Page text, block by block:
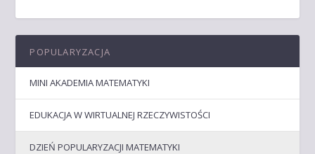
POPULARYZACJA
MINI AKADEMIA MATEMATYKI
EDUKACJA W WIRTUALNEJ RZECZYWISTOŚCI
DZIEŃ POPULARYZACJI MATEMATYKI